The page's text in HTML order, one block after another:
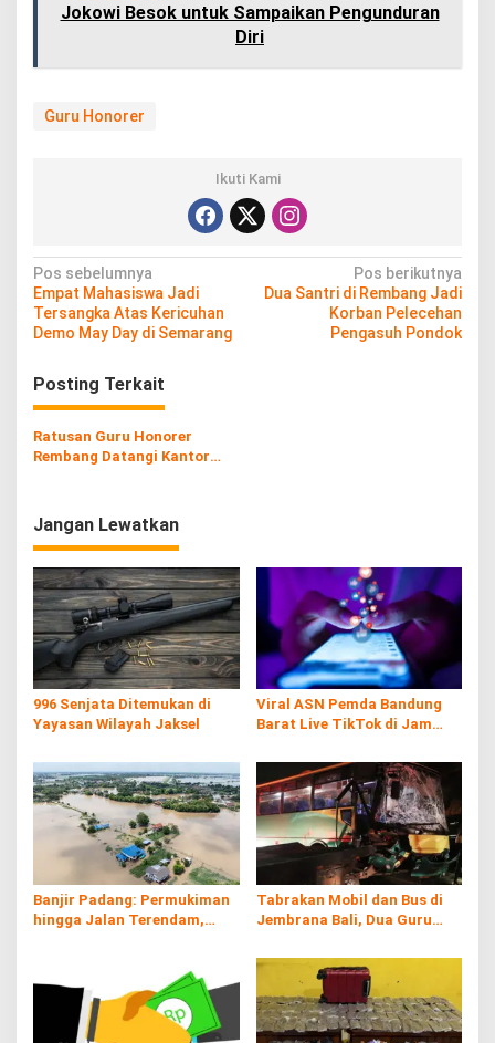
Jokowi Besok untuk Sampaikan Pengunduran
Diri
Guru Honorer
Ikuti Kami
N
a
v
i
g
a
s
p
o
s
Pos sebelumnya
Empat Mahasiswa Jadi
Tersangka Atas Kericuhan
Demo May Day di Semarang
Pos berikutnya
Dua Santri di Rembang Jadi
Korban Pelecehan
Pengasuh Pondok
Posting Terkait
Ratusan Guru Honorer
Rembang Datangi Kantor
Jangan Lewatkan
996 Senjata Ditemukan di
Yayasan Wilayah Jaksel
Viral ASN Pemda Bandung
Barat Live TikTok di Jam
Banjir Padang: Permukiman
hingga Jalan Terendam,
Tabrakan Mobil dan Bus di
Jembrana Bali, Dua Guru